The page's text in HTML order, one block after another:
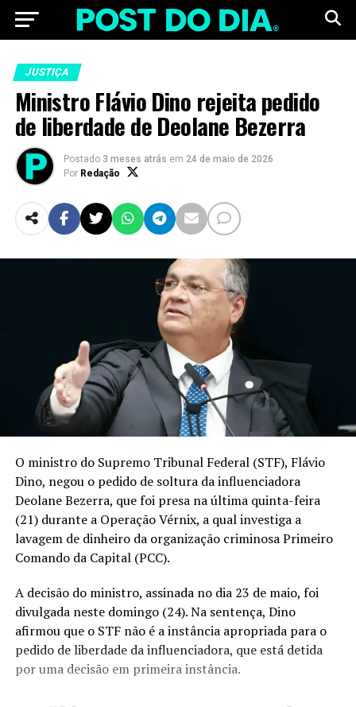
JUSTIÇA
Ministro Flávio Dino rejeita pedido
de liberdade de Deolane Bezerra
Postado 3 meses atrás em 24 de maio de 2026
Por Redação
O ministro do Supremo Tribunal Federal (STF), Flávio
Dino, negou o pedido de soltura da influenciadora
Deolane Bezerra, que foi presa na última quinta-feira
(21) durante a Operação Vérnix, a qual investiga a
lavagem de dinheiro da organização criminosa Primeiro
Comando da Capital (PCC).
A decisão do ministro, assinada no dia 23 de maio, foi
divulgada neste domingo (24). Na sentença, Dino
afirmou que o STF não é a instância apropriada para o
pedido de liberdade da influenciadora, que está detida
por uma decisão em primeira instância.